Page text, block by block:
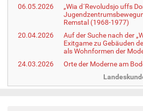
06.05.2026
„Wia d´Revoludsjo uffs
Remstal (1968-1977)
20.04.2026
Auf der Suche nach der
Exitgame zu Gebäuden
als Wohnformen der
24.03.2026
Orte der Moderne am